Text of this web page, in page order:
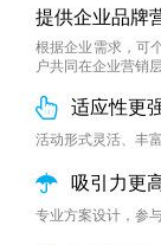
提供企业品牌
根据企业需求，可
户共同在企业营销
适应性更
活动形式灵活、丰
吸引力更
专业方案设计，参